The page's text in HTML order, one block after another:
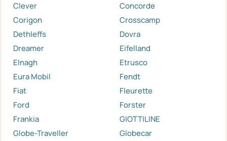
Clever
Concorde
Corigon
Crosscamp
Dethleffs
Dovra
Dreamer
Eifelland
Elnagh
Etrusco
Eura Mobil
Fendt
Fiat
Fleurette
Ford
Forster
Frankia
GIOTTILINE
Globe-Traveller
Globecar